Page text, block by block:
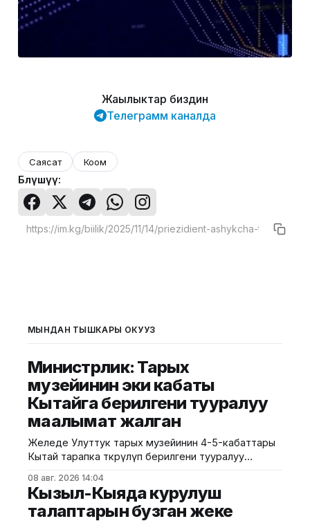
Жаңылыктар биздин
Телеграмм каналда
Саясат Коом
Бөлүшүү:
МЫНДАН ТЫШКАРЫ ОКУҢУЗ
Министрлик: Тарых
музейинин эки кабаты
Кытайга берилгени тууралуу
маалымат жалган
Желеде Улуттук тарых музейинин 4-5-кабаттары
Кытай тарапка өткөрүлүп берилгени тууралуу
Маданият, маалымат жана жаштар саясаты
министрлиги билдирди. Министрликтин
маалыматына караганда, музейдин эч бир бөлүгү
08 авг. 2026 14:04
Кызыл-Кыяда курулуш
талаптарын бузган жеке